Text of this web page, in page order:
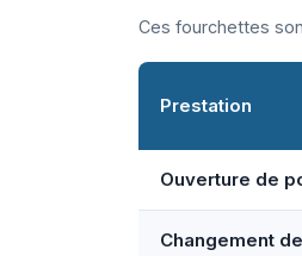
Ces fourchettes
Prestation
Ouverture de
Changement